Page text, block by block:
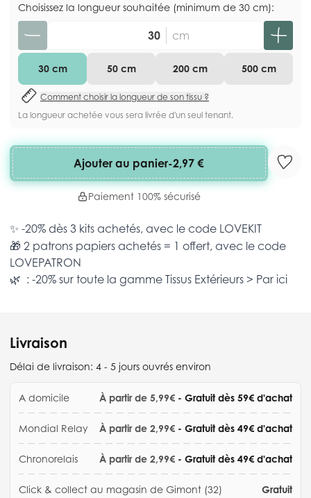
Choisissez la longueur souhaitée (minimum de 30 cm):
cm
30 cm 50 cm 200 cm 500 cm
Comment choisir la longueur de son tissu ?
La longueur achetée vous sera livrée d'un seul tenant.
Ajouter au panier-2,97 €
Paiement 100% sécurisé
✨ -20% dès 3 kits achetés, avec le code LOVEKIT
🎁 2 patrons papiers achetés = 1 offert, avec le code
LOVEPATRON
🌿 : -20% sur toute la gamme Tissus Extérieurs > Par ici
Livraison
Délai de livraison: 4 - 5 jours ouvrés environ
A domicile À partir de 5,99€ - Gratuit dès 59€ d'achat
Mondial Relay À partir de 2,99€ - Gratuit dès 49€ d'achat
Chronorelais À partir de 2,99€ - Gratuit dès 49€ d'achat
Click & collect au magasin de Gimont (32) Gratuit